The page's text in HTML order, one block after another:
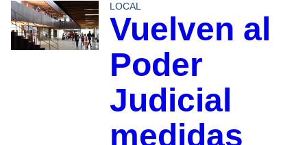
LOCAL
Vuelven al
Poder
Judicial
medidas